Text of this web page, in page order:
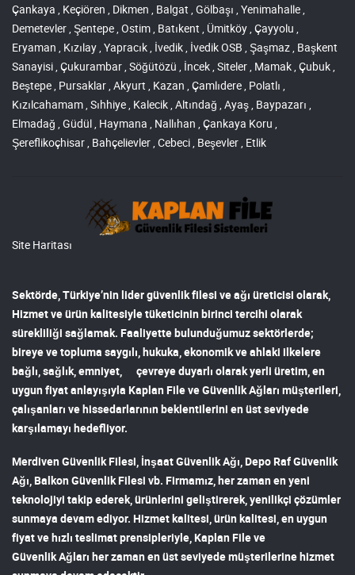
Çankaya , Keçiören , Dikmen , Balgat , Gölbaşı , Yenimahalle ,
Demetevler , Şentepe , Ostim , Batıkent , Ümitköy , Çayyolu ,
Eryaman , Kızılay , Yapracık , İvedik , İvedik OSB , Şaşmaz , Başkent
Sanayisi , Çukurambar , Söğütözü , İncek , Siteler , Mamak , Çubuk ,
Beştepe , Pursaklar , Akyurt , Kazan , Çamlıdere , Polatlı ,
Kızılcahamam , Sıhhiye , Kalecik , Altındağ , Ayaş , Baypazarı ,
Elmadağ , Güdül , Haymana , Nallıhan , Çankaya Koru ,
Şereflikoçhisar , Bahçelievler , Cebeci , Beşevler , Etlik
Site Haritası
Sektörde, Türkiye’nin lidergüvenlik filesi ve ağı üreticisi olarak,
Hizmet ve ürün kalitesiyle tüketicinin birinci tercihi olarak
sürekliliği sağlamak. Faaliyette bulunduğumuz sektörlerde;
bireye ve topluma saygılı, hukuka, ekonomik ve ahlaki ilkelere
bağlı, sağlık, emniyet, çevreye duyarlı olarak yerli üretim, en
uygun fiyat anlayışıyla Kaplan File ve Güvenlik Ağları müşterileri,
çalışanları ve hissedarlarının beklentilerini en üst seviyede
karşılamayı hedefliyor.
Merdiven Güvenlik Filesi, İnşaat Güvenlik Ağı, Depo Raf Güvenlik
Ağı, Balkon Güvenlik Filesi vb. Firmamız, her zaman en yeni
teknolojiyi takip ederek, ürünlerini geliştirerek, yenilikçi çözümler
sunmaya devam ediyor. Hizmet kalitesi, ürün kalitesi, en uygun
fiyat ve hızlı teslimat prensipleriyle, Kaplan File ve
Güvenlik Ağları her zaman en üst seviyede müşterilerine hizmet